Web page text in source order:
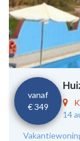
vanaf
€ 349
14